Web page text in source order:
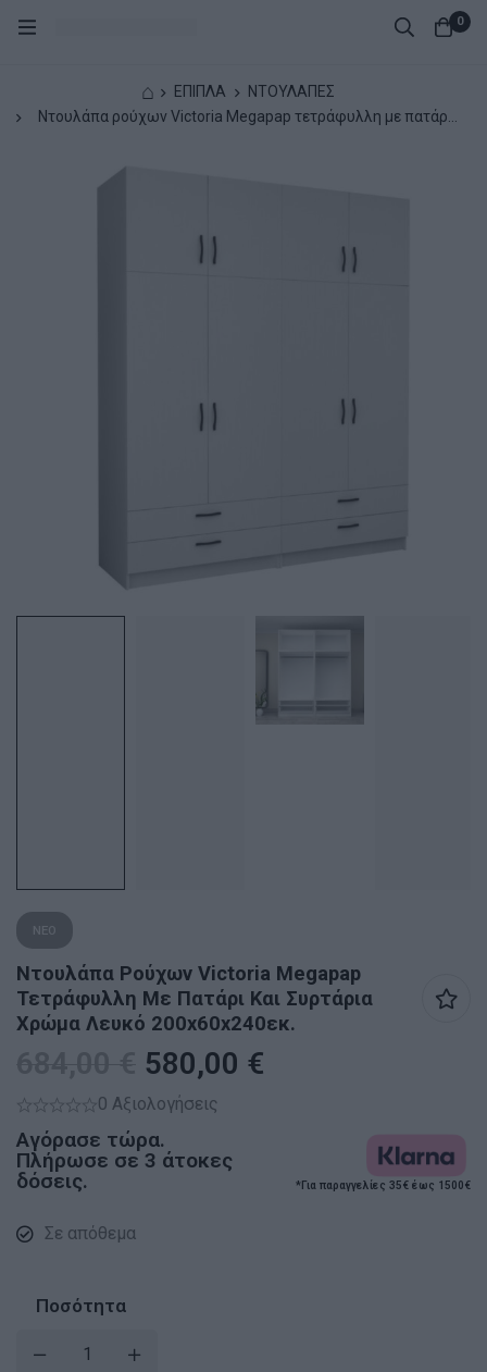
0
⌂ ΕΠΙΠΛΑ
ΝΤΟΥΛΑΠΕΣ
Ντουλάπα ρούχων Victoria Megapap τετράφυλλη με πατάρι
ΝΕΟ
Ντουλάπα Ρούχων Victoria Megapap
Τετράφυλλη Με Πατάρι Και Συρτάρια
Χρώμα Λευκό 200x60x240εκ.
580,00 €
0 Αξιολογήσεις
Αγόρασε τώρα.
Πλήρωσε σε 3 άτοκες
δόσεις.
*Για παραγγελίες 35€ έως 1500€
Σε απόθεμα
Ποσότητα